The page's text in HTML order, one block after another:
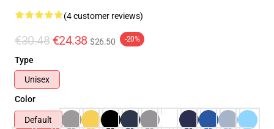
(4 customer reviews)
€30.48 €24.38 $26.50 -20%
Type
Unisex
Color
Default